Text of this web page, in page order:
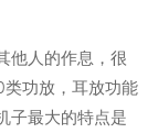
他人的作息，很
功放，耳放功能
子最大的特点是